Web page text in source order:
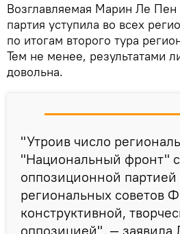
Возглавляемая Марин Ле Пен
партия уступила во всех
по итогам второго тура
Тем не менее, результатами
довольна.
"Утроив число
"Национальный фронт"
оппозиционной
региональных советов
конструктивной,
оппозицией", — заявила